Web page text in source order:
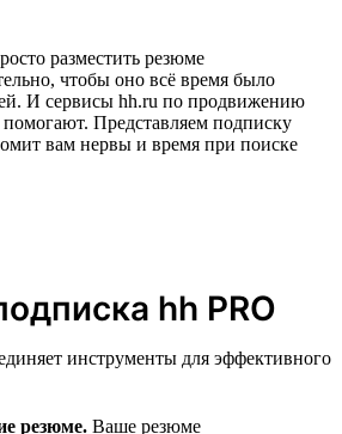
разместить резюме
чтобы оно всё время было
И сервисы hh.ru по продвижению
Представляем подписку
вам нервы и время при поиске
hh PRO
инструменты для эффективного
резюме. Ваше резюме